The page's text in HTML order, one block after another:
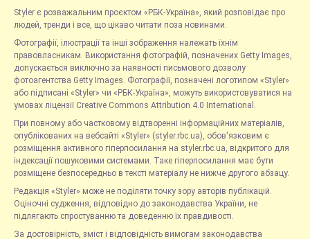
Styler є розважальним проєктом «РБК-Україна», який розповідає про
людей, тренди і все, що цікаво читати поза новинами.
Фотографії, ілюстрації та інші зображення належать їхнім
правовласникам. Використання фотографій, позначених Getty Images,
допускається виключно за наявності письмового дозволу
фотоагентства Getty Images. Фотографії, позначені логотипом «Styler»
або підписані «Styler» чи «РБК-Україна», можуть використовуватися на
умовах ліцензії Creative Commons Attribution 4.0 International.
При повному або частковому відтворенні інформаційних матеріалів,
опублікованих на вебсайті «Styler» (styler.rbc.ua), обов'язковим є
розміщення активного гіперпосилання на styler.rbc.ua, відкритого для
індексації пошуковими системами. Таке гіперпосилання має бути
розміщене безпосередньо в тексті матеріалу не нижче другого абзацу.
Редакція «Styler» може не поділяти точку зору авторів публікацій.
Оціночні судження, відповідно до законодавства України, не
підлягають спростуванню та доведенню їх правдивості.
За достовірність, зміст і відповідність вимогам законодавства